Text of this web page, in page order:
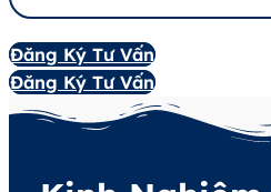
Đăng Ký Tư Vấn
Đăng Ký Tư Vấn